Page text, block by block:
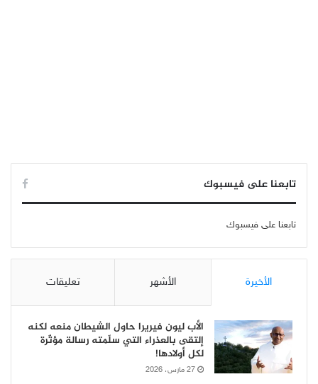
تابعنا على فيسبوك
تابعنا على فيسبوك
الأخيرة الأشهر تعليقات
الأب ليون فيريرا حاول الشيطان منعه لكنه
إلتقى بالعذراء التي سلّمته رسالة مؤثّرة
لكل أولادها!
27 مارس، 2026